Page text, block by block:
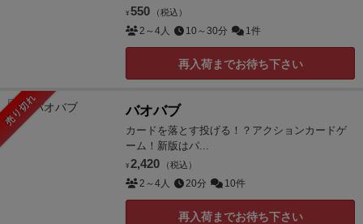
¥ 550 （税込）
2～4人 10～30分 1件
再入荷までお待ち下さい
売り切れ バオバブ
カードを落とす投げる！？アクションカードゲ
ーム！新版はパ...
¥ 2,420 （税込）
2～4人 20分 10件
再入荷までお待ち下さい